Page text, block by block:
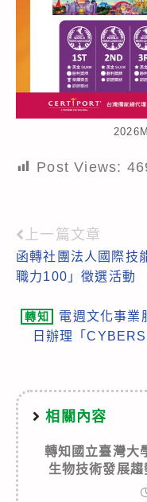
Post Views:
Read
more
上一篇文章
函轉社團法人國際技
職力100」徵選活動
轉知
電週文化事業
日辦理「
相關內容
轉知國立臺灣大
生物技術發展